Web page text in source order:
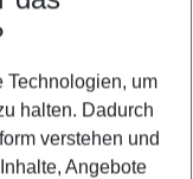
Technologien, um
halten. Dadurch
verstehen und
Angebote